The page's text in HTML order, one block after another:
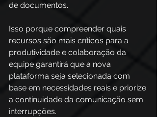
de documentos.
Isso porque compreender quais
recursos são mais críticos para a
produtividade e colaboração da
equipe garantirá que a nova
plataforma seja selecionada com
base em necessidades reais e priorize
a continuidade da comunicação sem
interrupções.